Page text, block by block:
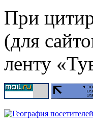
При
(для
ленту